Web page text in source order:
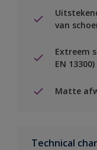
van
Extreem
EN 13300)
Matte
Technical